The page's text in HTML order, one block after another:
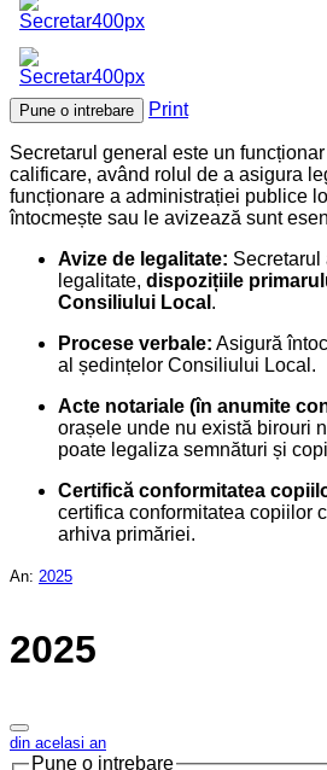
Pune o intrebare Print
Secretarul general este un
calificare, având rolul de a asigura
funcționare a administrației publice
întocmește sau le avizează sunt
Avize de legalitate: Secretarul
legalitate, dispozițiile
Consiliului Local .
Procese verbale: Asigură
al ședințelor Consiliului Local.
Acte notariale (în anumite
orașele unde nu există birouri
poate legaliza semnături și
Certifică conformitatea
certifica conformitatea copiilor
arhiva primăriei.
An: 2025
2025
din acelasi an
Pune o intrebare